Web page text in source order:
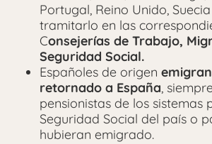
Portugal, Reino Unido,
tramitarlo en las
Consejerías de Trabajo,
Seguridad Social.
Españoles de origen
retornado a España,
pensionistas de los sistemas
Seguridad Social del país o
hubieran emigrado.